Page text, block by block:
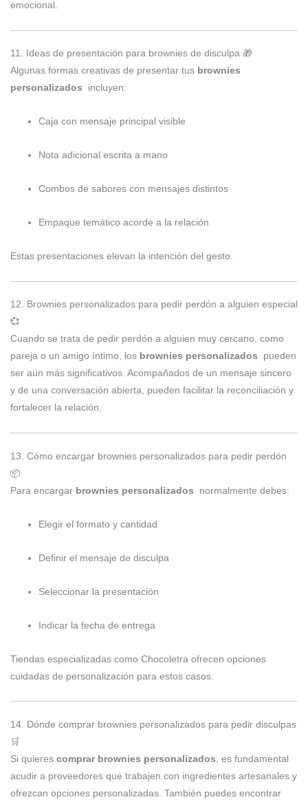
emocional.
11. Ideas de presentación para brownies de disculpa 🎁
Algunas formas creativas de presentar tus brownies
personalizados
incluyen:
Caja con mensaje principal visible
Nota adicional escrita a mano
Combos de sabores con mensajes distintos
Empaque temático acorde a la relación
Estas presentaciones elevan la intención del gesto.
12. Brownies personalizados para pedir perdón a alguien especial
💞
Cuando se trata de pedir perdón a alguien muy cercano, como
pareja o un amigo íntimo, los brownies personalizados
pueden
ser aún más significativos. Acompañados de un mensaje sincero
y de una conversación abierta, pueden facilitar la reconciliación y
fortalecer la relación.
13. Cómo encargar brownies personalizados para pedir perdón
📦
Para encargar brownies personalizados normalmente debes:
Elegir el formato y cantidad
Definir el mensaje de disculpa
Seleccionar la presentación
Indicar la fecha de entrega
Tiendas especializadas como Chocoletra ofrecen opciones
cuidadas de personalización para estos casos.
14. Dónde comprar brownies personalizados para pedir disculpas
🛒
Si quieres comprar brownies personalizados , es fundamental
acudir a proveedores que trabajen con ingredientes artesanales y
ofrezcan opciones personalizadas. También puedes encontrar